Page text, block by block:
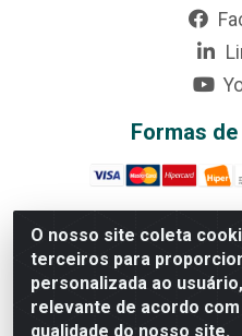
O nosso site coleta
terceiros para
personalizada ao
relevante de acordo
qualidade do nosso site.
Formas
Rede Brasil - Avenida
Américas II Etapa -
CNPJ